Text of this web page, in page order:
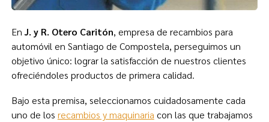
EnJ. y R. Otero Caritón, empresa de recambios para
automóvil en Santiago de Compostela, perseguimos un
objetivo único: lograr la satisfacción de nuestros clientes
ofreciéndoles productos de primera calidad.
Bajo esta premisa, seleccionamos cuidadosamente cada
uno de los recambios y maquinaria con las que trabajamos